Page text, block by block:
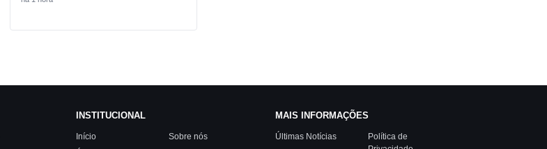
INSTITUCIONAL
Início
Sobre nós
MAIS INFORMAÇÕES
Últimas Notícias
Política de